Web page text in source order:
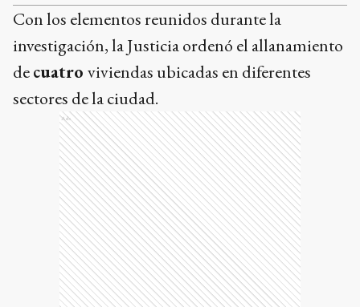
Con los elementos reunidos durante la
investigación, la Justicia ordenó el allanamiento
decuatro viviendas ubicadas en diferentes
sectores de la ciudad.
Ads